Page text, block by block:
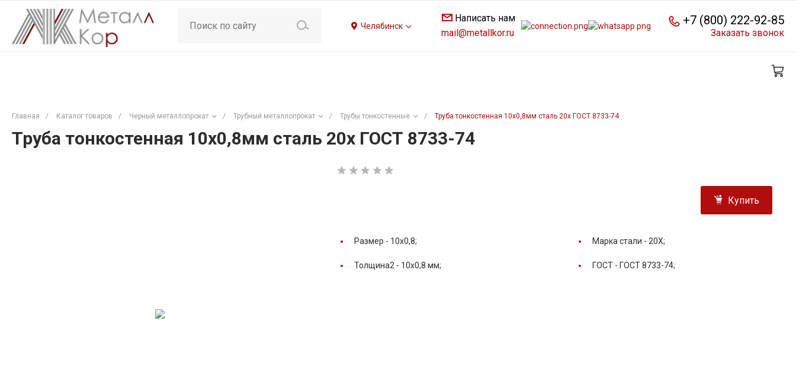
Челябинск
Написать нам
mail@metallkor.ru
+7 (800) 222-92-85
Заказать звонок
Главная / Каталог товаров / Черный металлопрокат / Трубный металлопрокат / Трубы тонкостенные / Труба тонкостенная 10х0,8мм сталь 20х ГОСТ 8733-74
Труба тонкостенная 10х0,8мм сталь 20х ГОСТ 8733-74
Купить
Размер - 10х0,8; Марка стали - 20Х;
Толщина2 - 10х0,8 мм; ГОСТ - ГОСТ 8733-74;